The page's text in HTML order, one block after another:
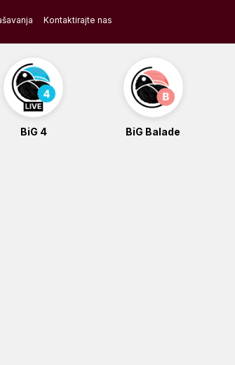
Kontaktirajte nas
BiG 4 BiG Balade